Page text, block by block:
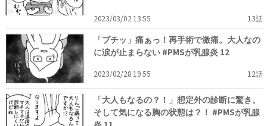
2023/03/02 13:55 13話
「ブチッ」痛ぁっ！再手術で激痛。大人なの
に涙が止まらない #PMSが乳腺炎 12
2023/02/28 19:55 12話
「大人もなるの？！」想定外の診断に驚き。
そして気になる胸の状態は？！ #PMSが乳腺